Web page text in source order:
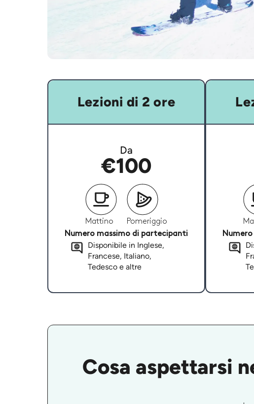
Lezioni di 2 ore
Da
€100
Mattino
Pomeriggio
Numero massimo di partecipanti
Disponibile in Inglese,
Francese, Italiano,
Tedesco e altre
Cosa aspettarsi